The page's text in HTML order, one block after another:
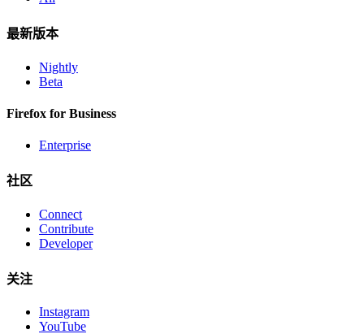
最新版本
Nightly
Beta
Firefox for Business
Enterprise
社区
Connect
Contribute
Developer
关注
Instagram
YouTube